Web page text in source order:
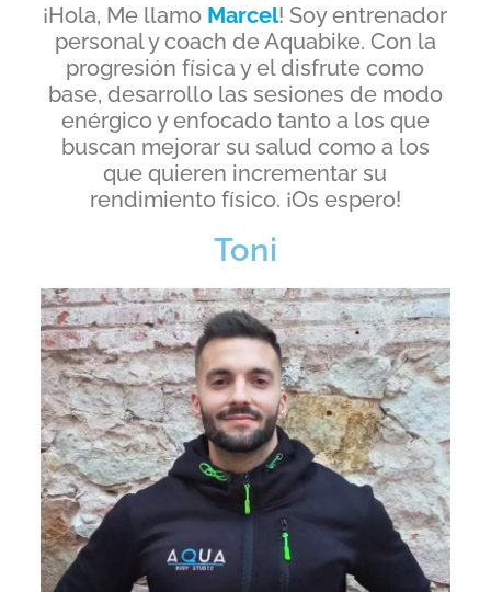
¡Hola, Me llamo Marcel! Soy entrenador
personal y coach de Aquabike. Con la
progresión física y el disfrute como
base, desarrollo las sesiones de modo
enérgico y enfocado tanto a los que
buscan mejorar su salud como a los
que quieren incrementar su
rendimiento físico. ¡Os espero!
Toni